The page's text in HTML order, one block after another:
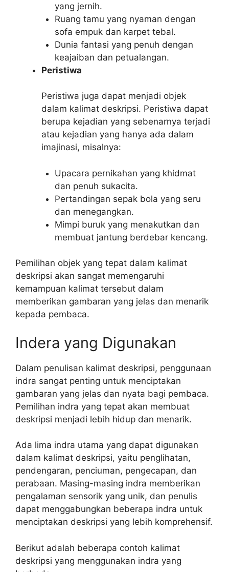
yang jernih.
Ruang tamu yang nyaman dengan
sofa empuk dan karpet tebal.
Dunia fantasi yang penuh dengan
keajaiban dan petualangan.
Peristiwa
Peristiwa juga dapat menjadi objek
dalam kalimat deskripsi. Peristiwa dapat
berupa kejadian yang sebenarnya terjadi
atau kejadian yang hanya ada dalam
imajinasi, misalnya:
Upacara pernikahan yang khidmat
dan penuh sukacita.
Pertandingan sepak bola yang seru
dan menegangkan.
Mimpi buruk yang menakutkan dan
membuat jantung berdebar kencang.
Pemilihan objek yang tepat dalam kalimat
deskripsi akan sangat memengaruhi
kemampuan kalimat tersebut dalam
memberikan gambaran yang jelas dan menarik
kepada pembaca.
Indera yang Digunakan
Dalam penulisan kalimat deskripsi, penggunaan
indra sangat penting untuk menciptakan
gambaran yang jelas dan nyata bagi pembaca.
Pemilihan indra yang tepat akan membuat
deskripsi menjadi lebih hidup dan menarik.
Ada lima indra utama yang dapat digunakan
dalam kalimat deskripsi, yaitu penglihatan,
pendengaran, penciuman, pengecapan, dan
perabaan. Masing-masing indra memberikan
pengalaman sensorik yang unik, dan penulis
dapat menggabungkan beberapa indra untuk
menciptakan deskripsi yang lebih komprehensif.
Berikut adalah beberapa contoh kalimat
deskripsi yang menggunakan indra yang